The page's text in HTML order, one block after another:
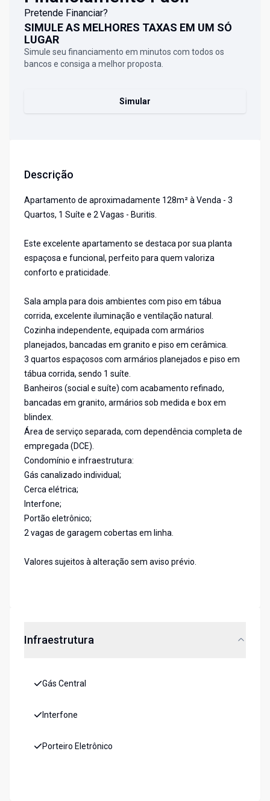
Pretende Financiar?
SIMULE AS MELHORES TAXAS EM UM SÓ
LUGAR
Simule seu financiamento em minutos com todos os
bancos e consiga a melhor proposta.
Simular
Descrição
Apartamento de aproximadamente 128m² à Venda - 3
Quartos, 1 Suíte e 2 Vagas - Buritis.
Este excelente apartamento se destaca por sua planta
espaçosa e funcional, perfeito para quem valoriza
conforto e praticidade.
Sala ampla para dois ambientes com piso em tábua
corrida, excelente iluminação e ventilação natural.
Cozinha independente, equipada com armários
planejados, bancadas em granito e piso em cerâmica.
3 quartos espaçosos com armários planejados e piso em
tábua corrida, sendo 1 suíte.
Banheiros (social e suíte) com acabamento refinado,
bancadas em granito, armários sob medida e box em
blindex.
Área de serviço separada, com dependência completa de
empregada (DCE).
Condomínio e infraestrutura:
Gás canalizado individual;
Cerca elétrica;
Interfone;
Portão eletrônico;
2 vagas de garagem cobertas em linha.
Valores sujeitos à alteração sem aviso prévio.
Infraestrutura
Gás Central
Interfone
Porteiro Eletrônico